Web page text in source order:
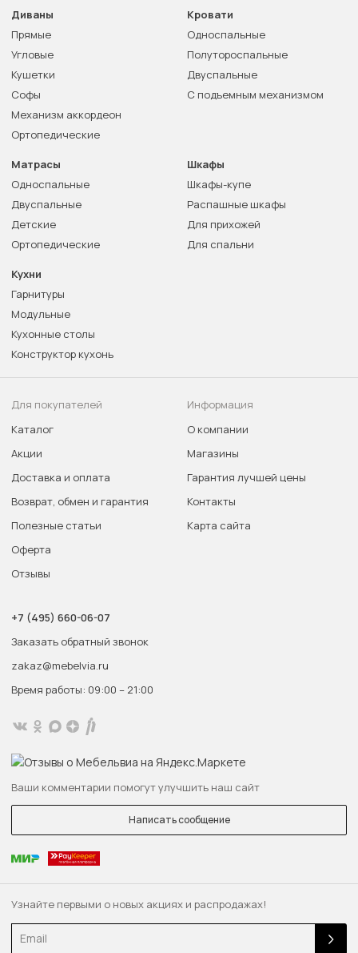
Узнайте первыми о новых акциях и распродажах!
Email
Диваны
Прямые
Угловые
Кушетки
Софы
Механизм аккордеон
Ортопедические
Кровати
Односпальные
Полутороспальные
Двуспальные
С подъемным механизмом
Матрасы
Односпальные
Двуспальные
Детские
Ортопедические
Шкафы
Шкафы-купе
Распашные шкафы
Для прихожей
Для спальни
Кухни
Гарнитуры
Модульные
Кухонные столы
Конструктор кухонь
Для покупателей
Каталог
Акции
Доставка и оплата
Возврат, обмен и гарантия
Полезные статьи
Оферта
Отзывы
Информация
О компании
Магазины
Гарантия лучшей цены
Контакты
Карта сайта
+7 (495) 660-06-07
Заказать обратный звонок
zakaz@mebelvia.ru
Время работы: 09:00 – 21:00
Ваши комментарии помогут улучшить наш сайт
Написать сообщение